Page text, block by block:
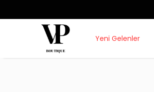
Yeni Gelenler